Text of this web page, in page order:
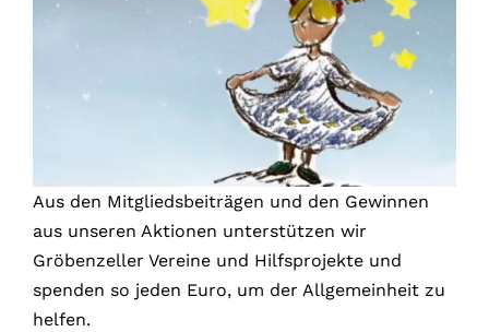
Aus den Mitgliedsbeiträgen und den Gewinnen
aus unseren Aktionen unterstützen wir
Gröbenzeller Vereine und Hilfsprojekte und
spenden so jeden Euro, um der Allgemeinheit zu
helfen.